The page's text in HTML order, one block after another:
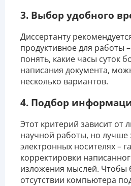
3. Выбор удобного
Диссертанту
продуктивное для работы
понять, какие часы суток
написания документа,
несколько вариантов.
4. Подбор
Этот критерий зависит от
научной работы, но
электронных носителях –
корректировки
изложения мыслей. Чтобы
отсутствии компьютера